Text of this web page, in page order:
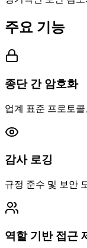
주요 기능
종단 간 암호화
업계 표준 프로토
감사 로깅
규정 준수 및 보안
역할 기반 접근